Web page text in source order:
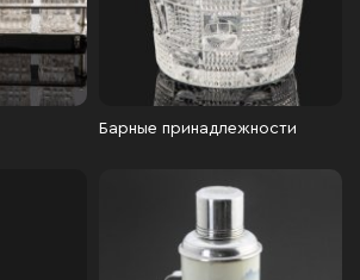
Барные принадлежности